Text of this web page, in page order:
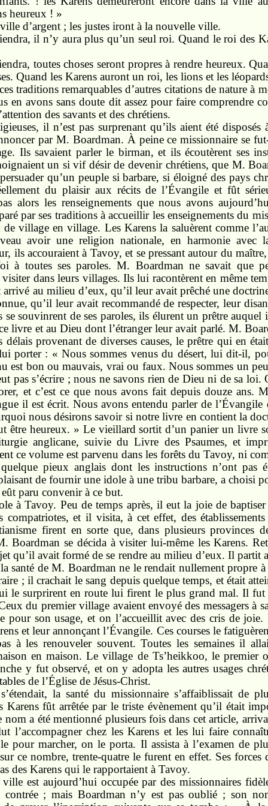
heureux ! »
d’argent ; les justes iront à la nouvelle ville.
il n’y aura plus qu’un seul roi. Quand le roi des
toutes choses seront propres à rendre heureux.
Quand les Karens auront un roi, les lions et les
traditions remarquables d’autres citations de nature à
en avons sans doute dit assez pour faire comprendre
des savants et des chrétiens.
il n’est pas surprenant qu’ils aient été disposés
par M. Boardman. À peine ce missionnaire se
Ils savaient parler le birman, et ils écoutèrent ses
un si vif désir de devenir chrétiens, que M.
qu’un peuple si barbare, si éloigné des pays
du plaisir aux récits de l’Évangile et fût
alors les renseignements que nous avons
par ses traditions à accueillir les enseignements du
de village en village. Les Karens la saluèrent comme
avoir une religion nationale, en harmonie avec
ils accouraient à Tavoy, et se pressant autour du
à toutes ses paroles. M. Boardman ne savait que
dans leurs villages. Ils lui racontèrent en même
au milieu d’eux, qu’il leur avait prêché une
qu’il leur avait recommandé de respecter, leur
souvinrent de ses paroles, ils élurent un prêtre
livre et au Dieu dont l’étranger leur avait parlé. M.
provenant de diverses causes, le prêtre qui en
porter : « Nous sommes venus du désert, lui dit-il,
est bon ou mauvais, vrai ou faux. Nous sommes un
pas s’écrire ; nous ne savons rien de Dieu ni de sa loi.
et c’est ce que nous avons fait depuis douze ans.
il est écrit. Nous avons entendu parler de l’Évangile
nous désirons savoir si notre livre en contient la
être heureux. » Le vieillard sortit d’un panier un livre
anglicane, suivie du Livre des Psaumes, et
ce volume est parvenu dans les forêts du Tavoy, ni
pieux anglais dont les instructions n’ont pas
de fournir une idole à une tribu barbare, a choisi
paru convenir à ce but.
à Tavoy. Peu de temps après, il eut la joie de
compatriotes, et il visita, à cet effet, des
firent en sorte que, dans plusieurs provinces
Boardman se décida à visiter lui-même les Karens.
qu’il avait formé de se rendre au milieu d’eux. Il partit
santé de M. Boardman ne le rendait nullement propre
; il crachait le sang depuis quelque temps, et était
le surprirent en route lui firent le plus grand mal. Il
du premier village avaient envoyé des messagers à
pour son usage, et on l’accueillit avec des cris de
et leur annonçant l’Évangile. Ces courses le
à les renouveler souvent. Toutes les semaines il
en maison. Le village de Ts’heikkoo, le premier
y fut observé, et on y adopta les autres usages
de l’Église de Jésus-Christ.
la santé du missionnaire s’affaiblissait de
Karens fût arrêtée par le triste évènement qu’il était
a été mentionné plusieurs fois dans cet article,
l’accompagner chez les Karens et les lui faire
pour marcher, on le porta. Il assista à l’examen de
ce nombre, trente-quatre le furent en effet. Ses
des Karens qui le rapportaient à Tavoy.
est aujourd’hui occupée par des missionnaires
contrée ; mais Boardman n’y est pas oublié ; son